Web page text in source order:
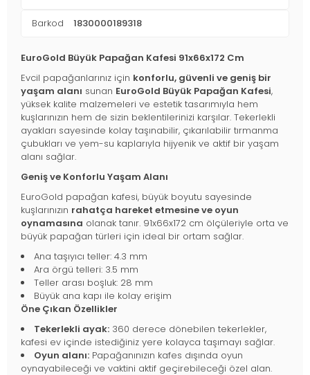
Barkod 1830000189318
EuroGold Büyük Papağan Kafesi 91x66x172 Cm
Evcil papağanlarınız için konforlu, güvenli ve geniş bir
yaşam alanı sunan EuroGold Büyük Papağan Kafesi,
yüksek kalite malzemeleri ve estetik tasarımıyla hem
kuşlarınızın hem de sizin beklentilerinizi karşılar. Tekerlekli
ayakları sayesinde kolay taşınabilir, çıkarılabilir tırmanma
çubukları ve yem-su kaplarıyla hijyenik ve aktif bir yaşam
alanı sağlar.
Geniş ve Konforlu Yaşam Alanı
EuroGold papağan kafesi, büyük boyutu sayesinde
kuşlarınızın rahatça hareket etmesine ve oyun
oynamasına olanak tanır. 91x66x172 cm ölçüleriyle orta ve
büyük papağan türleri için ideal bir ortam sağlar.
Ana taşıyıcı teller: 4.3 mm
Ara örgü telleri: 3.5 mm
Teller arası boşluk: 28 mm
Büyük ana kapı ile kolay erişim
Öne Çıkan Özellikler
Tekerlekli ayak: 360 derece dönebilen tekerlekler,
kafesi ev içinde istediğiniz yere kolayca taşımayı sağlar.
Oyun alanı: Papağanınızın kafes dışında oyun
oynayabileceği ve vaktini aktif geçirebileceği özel alan.